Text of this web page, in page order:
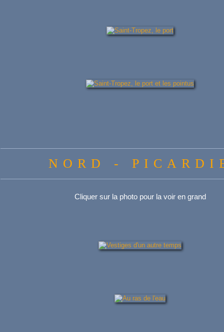
NORD -
Cliquer sur la photo pour la voir en grand